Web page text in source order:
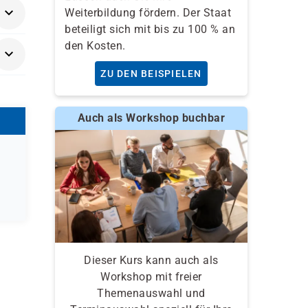
Weiterbildung fördern. Der Staat
beteiligt sich mit bis zu 100 % an
den Kosten.
ZU DEN BEISPIELEN
Auch als Workshop buchbar
Dieser Kurs kann auch als
Workshop mit freier
Themenauswahl und